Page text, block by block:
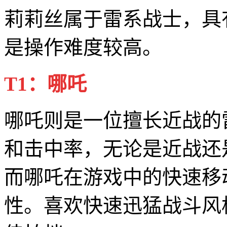
莉莉丝属于雷系战士，
是操作难度较高。
T1：哪吒
哪吒则是一位擅长近战
和击中率，无论是近战
而哪吒在游戏中的快速
性。喜欢快速迅猛战斗